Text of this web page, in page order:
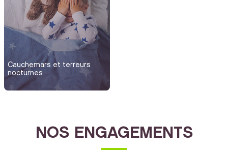
Cauchemars et terreurs
nocturnes
NOS ENGAGEMENTS